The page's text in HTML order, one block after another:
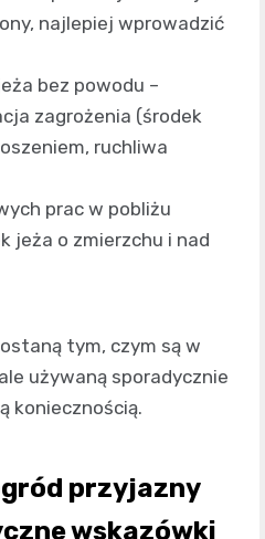
najlepiej wprowadzić
bez powodu –
zagrożenia (środek
ruchliwa
prac w pobliżu
jeża o zmierzchu i nad
tym, czym są w
używaną sporadycznie
koniecznością.
przyjazny
wskazówki